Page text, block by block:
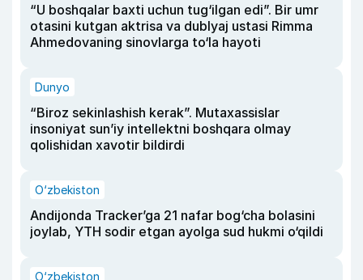
“U boshqalar baxti uchun tug‘ilgan edi”. Bir umr
otasini kutgan aktrisa va dublyaj ustasi Rimma
Ahmedovaning sinovlarga to‘la hayoti
Dunyo
“Biroz sekinlashish kerak”. Mutaxassislar
insoniyat sun’iy intellektni boshqara olmay
qolishidan xavotir bildirdi
O‘zbekiston
Andijonda Tracker’ga 21 nafar bog‘cha bolasini
joylab, YTH sodir etgan ayolga sud hukmi o‘qildi
O‘zbekiston